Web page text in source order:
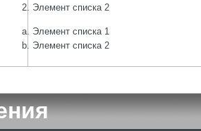
Элемент списка 2
Элемент списка 1
Элемент списка 2